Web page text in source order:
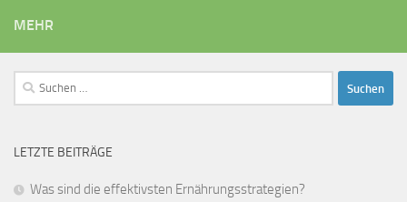
MEHR
Suchen
nach:
LETZTE BEITRÄGE
Was sind die effektivsten Ernährungsstrategien?